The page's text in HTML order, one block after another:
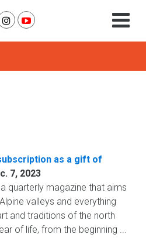
as a gift of
7, 2023
a quarterly magazine that aims
valleys and everything
and traditions of the north
of life, from the beginning ...